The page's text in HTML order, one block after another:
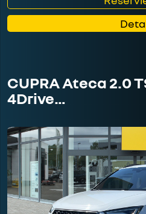
CUPRA Ateca 2.0
4Drive…